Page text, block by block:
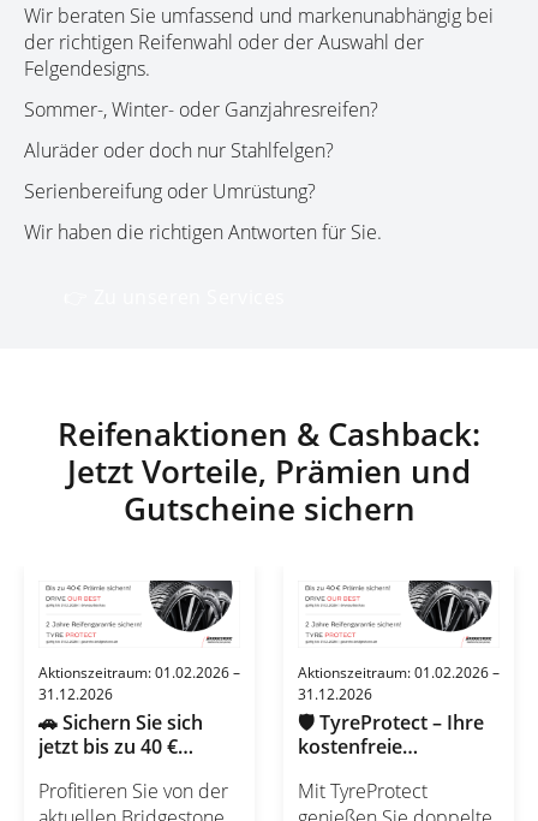
Wir beraten Sie umfassend und markenunabhängig bei
der richtigen Reifenwahl oder der Auswahl der
Felgendesigns.
Sommer-, Winter- oder Ganzjahresreifen?
Aluräder oder doch nur Stahlfelgen?
Serienbereifung oder Umrüstung?
Wir haben die richtigen Antworten für Sie.
Reifenaktionen & Cashback:
Jetzt Vorteile, Prämien und
Gutscheine sichern
Aktionszeitraum: 01.02.2026 –
31.12.2026
🚗 Sichern Sie sich
jetzt bis zu 40 €
Bridgestone Reifen!
Profitieren Sie von der
Aktionszeitraum: 01.02.2026 –
31.12.2026
🛡️ TyreProtect – Ihre
kostenfreie
Reifengarantie für 24
Mit TyreProtect